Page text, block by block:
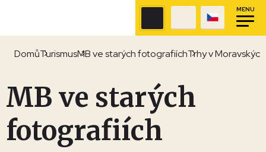
MENU
DomůTurismusMB ve starých fotografiíchTrhy v
MB ve starých
fotografiích